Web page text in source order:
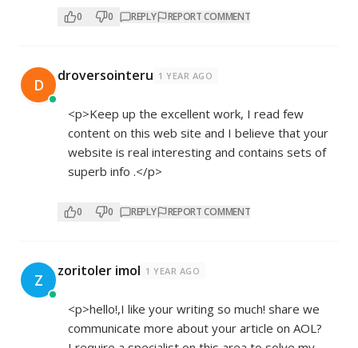
0 0 REPLY REPORT COMMENT
D droversointeru 1 YEAR AGO
<p>Keep up the excellent work, I read few
content on this web site and I believe that your
website is real interesting and contains sets of
superb info .</p>
0 0 REPLY REPORT COMMENT
Z zoritoler imol 1 YEAR AGO
<p>hello!,I like your writing so much! share we
communicate more about your article on AOL?